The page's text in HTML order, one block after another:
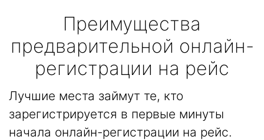
Преимущества
предварительной онлайн-
регистрации на рейс
Лучшие места займут те, кто
зарегистрируется в первые минуты
начала онлайн-регистрации на рейс.